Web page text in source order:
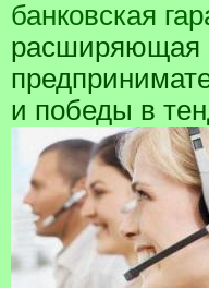
банковская
расширяющая
и победы в